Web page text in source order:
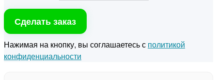
Сделать заказ
Нажимая на кнопку, вы соглашаетесь с политикой
конфиденциальности